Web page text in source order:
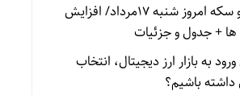
قیمت طلا و سکه امروز شنبه 17مرداد/ افزایش
+ جدول و جزئیات
به بازار ارز دیجیتال، انتخاب
باشیم؟